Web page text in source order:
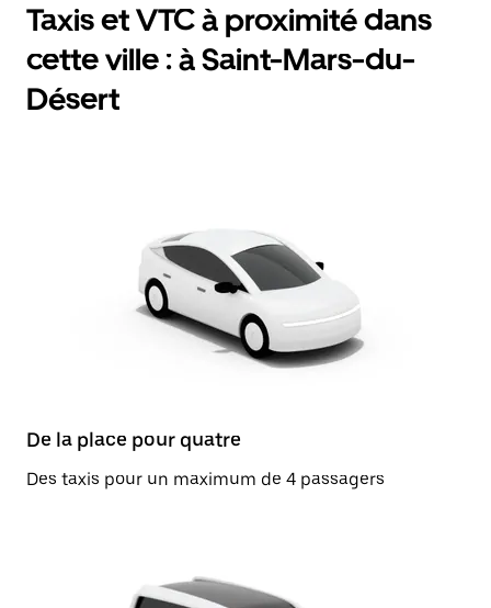
Taxis et VTC à proximité dans
cette ville : à Saint-Mars-du-
Désert
De la place pour quatre
Des taxis pour un maximum de 4 passagers